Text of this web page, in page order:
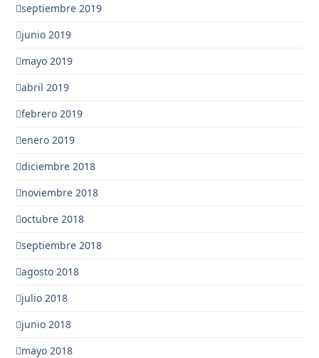
septiembre 2019
junio 2019
mayo 2019
abril 2019
febrero 2019
enero 2019
diciembre 2018
noviembre 2018
octubre 2018
septiembre 2018
agosto 2018
julio 2018
junio 2018
mayo 2018